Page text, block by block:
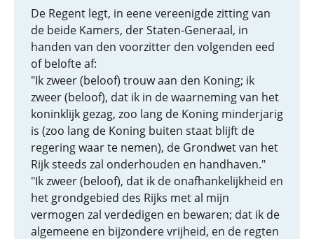
De Regent legt, in eene vereenigde zitting van
de beide Kamers, der Staten-Generaal, in
handen van den voorzitter den volgenden eed
of belofte af:
"Ik zweer (beloof) trouw aan den Koning; ik
zweer (beloof), dat ik in de waarneming van het
koninklijk gezag, zoo lang de Koning minderjarig
is (zoo lang de Koning buiten staat blijft de
regering waar te nemen), de Grondwet van het
Rijk steeds zal onderhouden en handhaven."
"Ik zweer (beloof), dat ik de onafhankelijkheid en
het grondgebied des Rijks met al mijn
vermogen zal verdedigen en bewaren; dat ik de
algemeene en bijzondere vrijheid, en de regten